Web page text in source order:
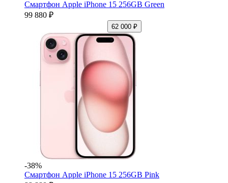
Смартфон Apple iPhone 15 256GB Green
99 880 ₽
62 000 ₽
-38%
Смартфон Apple iPhone 15 256GB Pink